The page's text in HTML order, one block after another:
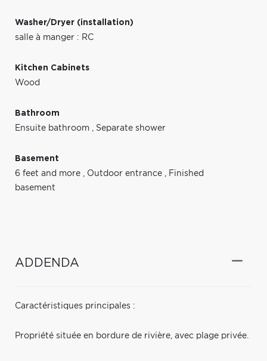
Washer/Dryer (installation)
salle à manger : RC
Kitchen Cabinets
Wood
Bathroom
Ensuite bathroom , Separate shower
Basement
6 feet and more , Outdoor entrance , Finished
basement
ADDENDA
Caractéristiques principales :
Propriété située en bordure de rivière, avec plage privée.